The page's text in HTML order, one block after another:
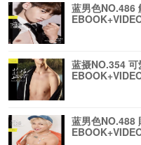
蓝男色NO.486
蓝摄NO.354
蓝男色NO.488